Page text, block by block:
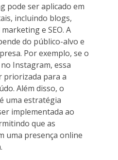
pode ser aplicado em
incluindo blogs,
e SEO. A
do público-alvo e
Por exemplo, se o
Instagram, essa
priorizada para a
Além disso, o
uma estratégia
implementada ao
que as
uma presença online